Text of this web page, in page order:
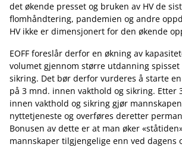
det økende presset og bruken av HV de
flomhåndtering, pandemien og andre
HV ikke er dimensjonert for den økende
EOFF foreslår derfor en økning av
volumet gjennom større utdanning spisset
sikring. Det bør derfor vurderes å starte
på 3 mnd. innen vakthold og sikring. Etter
innen vakthold og sikring gjør
nyttetjeneste og overføres deretter
Bonusen av dette er at man øker
mannskaper tilgjengelige enn ved dagens